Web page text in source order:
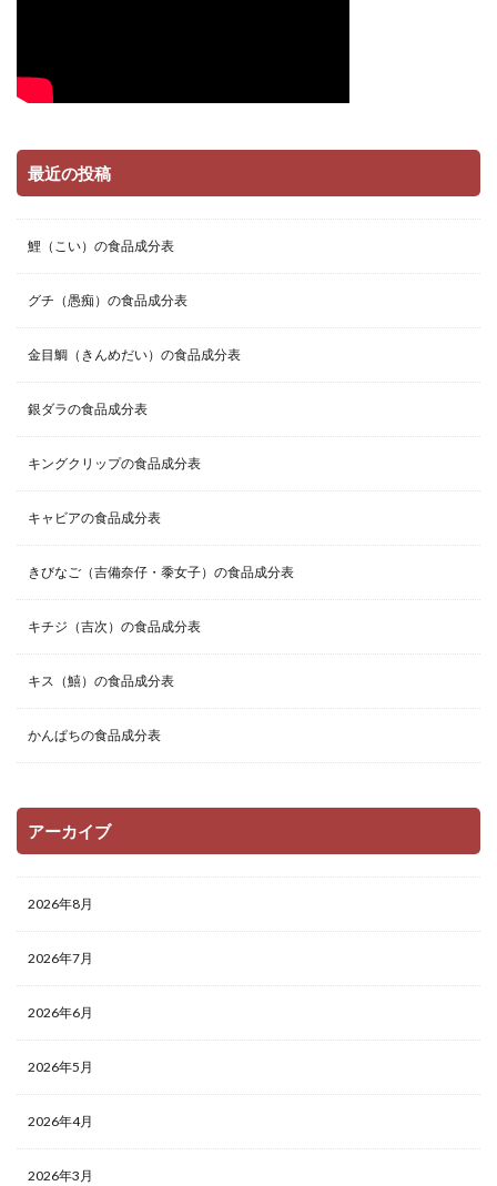
最近の投稿
鯉（こい）の食品成分表
グチ（愚痴）の食品成分表
金目鯛（きんめだい）の食品成分表
銀ダラの食品成分表
キングクリップの食品成分表
キャビアの食品成分表
きびなご（吉備奈仔・黍女子）の食品成分表
キチジ（吉次）の食品成分表
キス（鱚）の食品成分表
かんぱちの食品成分表
アーカイブ
2026年8月
2026年7月
2026年6月
2026年5月
2026年4月
2026年3月